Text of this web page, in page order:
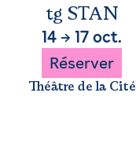
tg STAN
14 → 17 oct.
Réserver
Théâtre de la Cité